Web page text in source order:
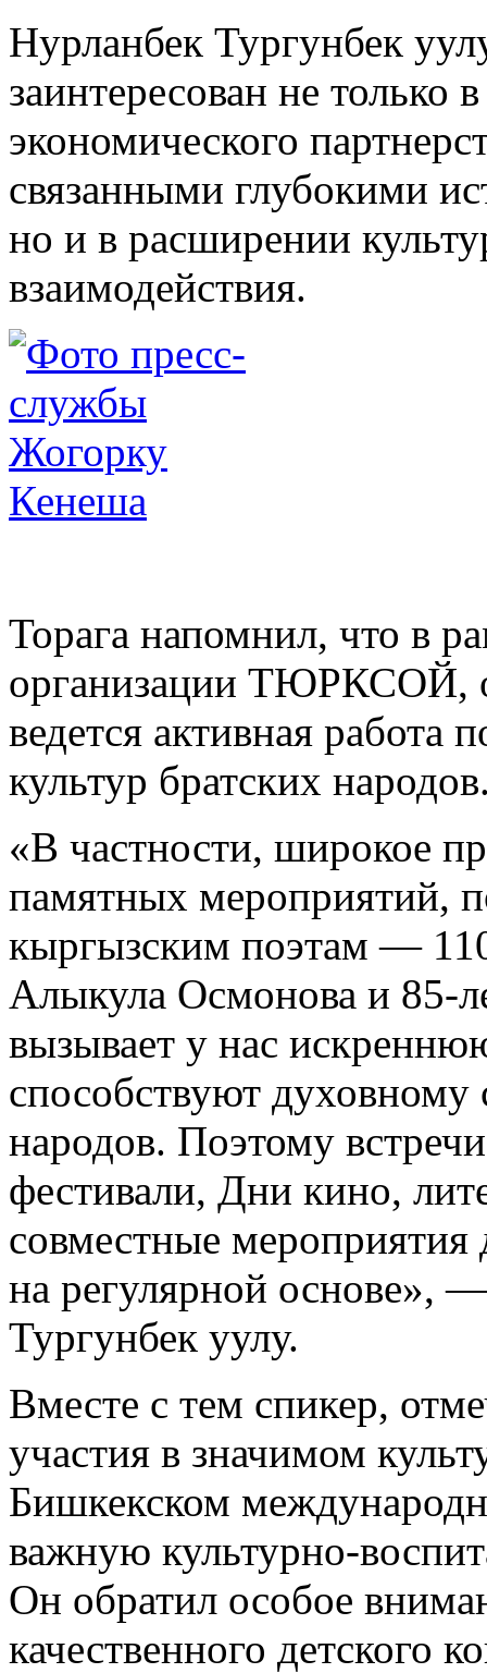
Нурланбек Тургунбек
заинтересован не только
экономического
связанными глубокими
но и в расширении
взаимодействия.
Торага напомнил, что в
организации ТЮРКСОЙ,
ведется активная
культур братских
«В частности, широкое
памятных мероприятий,
кыргызским поэтам —
Алыкула Осмонова и 85-
вызывает у нас
способствуют
народов. Поэтому
фестивали, Дни кино,
совместные
на регулярной основе»,
Тургунбек уулу.
Вместе с тем спикер,
участия в значимом
Бишкекском
важную культурно-
Он обратил особое
качественного детского